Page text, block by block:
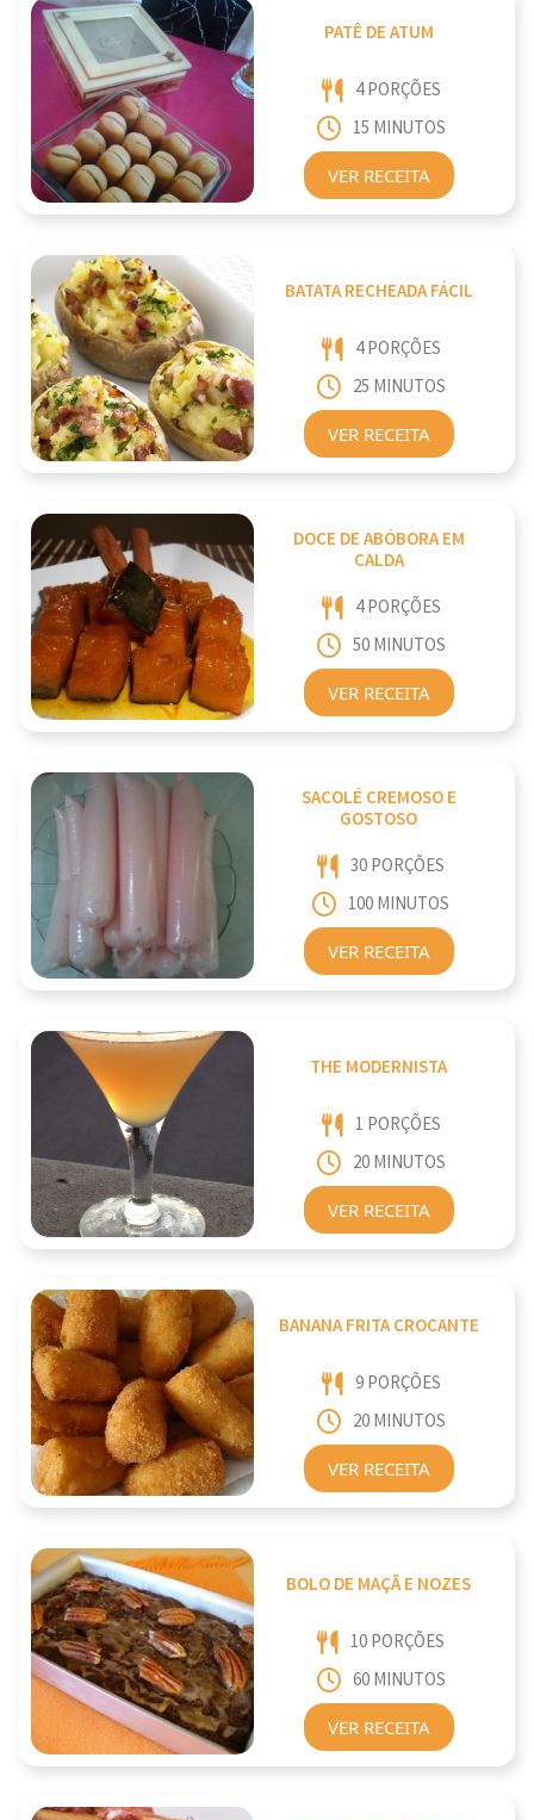
PATÊ DE ATUM
4 PORÇÕES
15 MINUTOS
VER RECEITA
BATATA RECHEADA FÁCIL
4 PORÇÕES
25 MINUTOS
VER RECEITA
DOCE DE ABÓBORA EM
CALDA
4 PORÇÕES
50 MINUTOS
VER RECEITA
SACOLÉ CREMOSO E
GOSTOSO
30 PORÇÕES
100 MINUTOS
VER RECEITA
THE MODERNISTA
1 PORÇÕES
20 MINUTOS
VER RECEITA
BANANA FRITA CROCANTE
9 PORÇÕES
20 MINUTOS
VER RECEITA
BOLO DE MAÇÃ E NOZES
10 PORÇÕES
60 MINUTOS
VER RECEITA